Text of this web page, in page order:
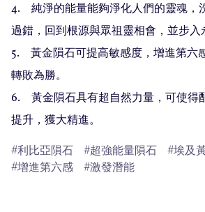
4.　純淨的能量能夠淨化人們的靈魂，
過錯，回到根源與眾祖靈相會，並步入
5.　黃金隕石可提高敏感度，增進第六
轉敗為勝。
6.　黃金隕石具有超自然力量，可使得
提升，獲大精進。
利比亞隕石
超強能量隕石
埃及
增進第六感
激發潛能